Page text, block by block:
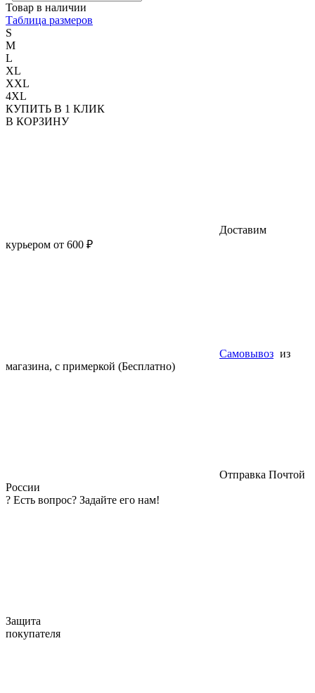
Товар в наличии
Таблица размеров
S
M
L
XL
XXL
4XL
КУПИТЬ В 1 КЛИК
В КОРЗИНУ
Доставим
курьером от 600 ₽
Самовывоз из
магазина, с примеркой (Бесплатно)
Отправка Почтой
России
? Есть вопрос? Задайте его нам!
Защита
покупателя